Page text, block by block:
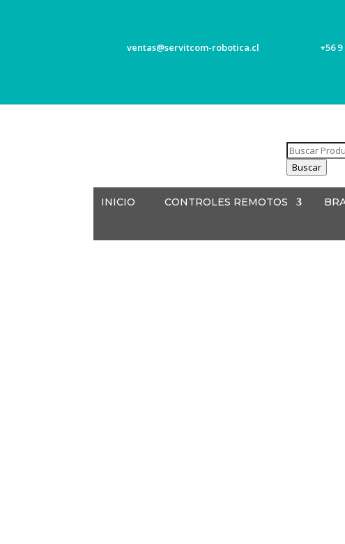
ventas@servitcom-robotica.cl +56 9
Búsqueda
de
Buscar
INICIO CONTROLES REMOTOS